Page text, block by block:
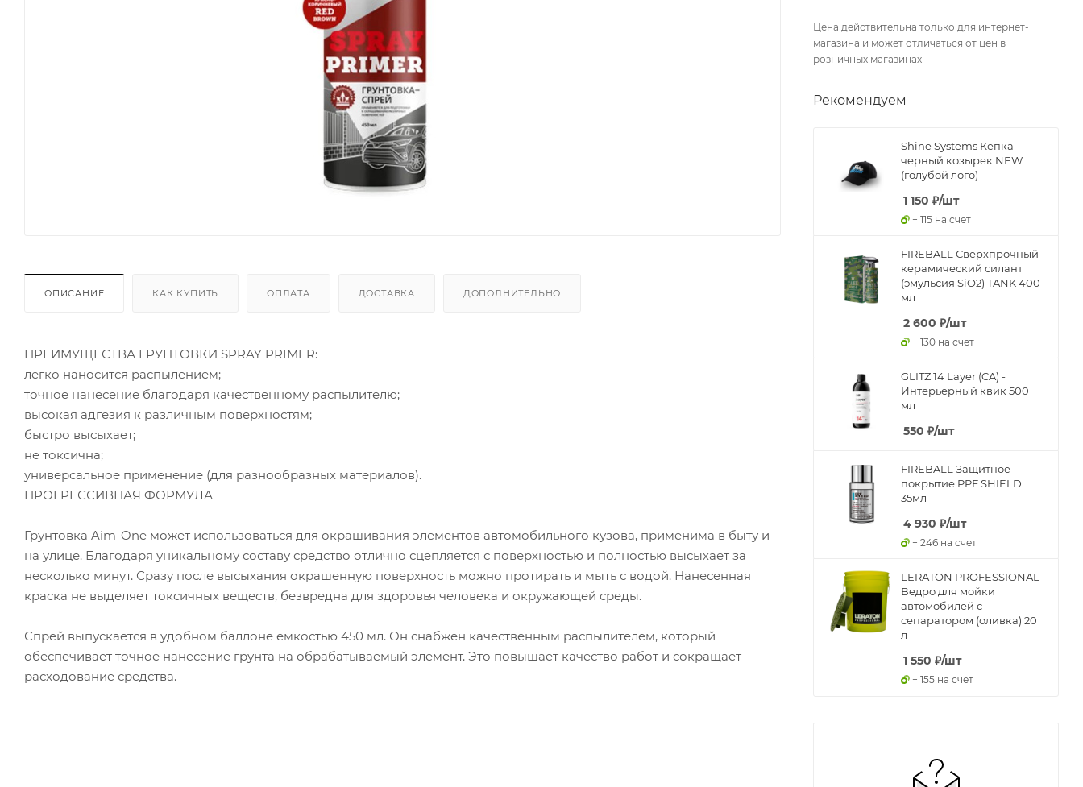
ОПИСАНИЕ КАК КУПИТЬ ОПЛАТА ДОСТАВКА ДОПОЛНИТЕЛЬНО
ПРЕИМУЩЕСТВА ГРУНТОВКИ SPRAY PRIMER:
легко наносится распылением;
точное нанесение благодаря качественному распылителю;
высокая адгезия к различным поверхностям;
быстро высыхает;
не токсична;
универсальное применение (для разнообразных материалов).
ПРОГРЕССИВНАЯ ФОРМУЛА
Грунтовка Aim-One может использоваться для окрашивания элементов автомобильного кузова, применима в быту и
на улице. Благодаря уникальному составу средство отлично сцепляется с поверхностью и полностью высыхает за
несколько минут. Сразу после высыхания окрашенную поверхность можно протирать и мыть с водой. Нанесенная
краска не выделяет токсичных веществ, безвредна для здоровья человека и окружающей среды.
Спрей выпускается в удобном баллоне емкостью 450 мл. Он снабжен качественным распылителем, который
обеспечивает точное нанесение грунта на обрабатываемый элемент. Это повышает качество работ и сокращает
расходование средства.
Цена действительна только для интернет-
магазина и может отличаться от цен в
розничных магазинах
Рекомендуем
Shine Systems Кепка
черный козырек NEW
(голубой лого)
1 150 ₽/шт
+ 115 на счет
FIREBALL Сверхпрочный
керамический силант
(эмульсия SiO2) TANK 400
мл
2 600 ₽/шт
+ 130 на счет
GLITZ 14 Layer (CA) -
Интерьерный квик 500
мл
550 ₽/шт
FIREBALL Защитное
покрытие PPF SHIELD
35мл
4 930 ₽/шт
+ 246 на счет
LERATON PROFESSIONAL
Ведро для мойки
автомобилей с
сепаратором (оливка) 20
л
1 550 ₽/шт
+ 155 на счет